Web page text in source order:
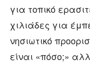
για τοπικό
χιλιάδες για
νησιωτικό
είναι «πόσο;»